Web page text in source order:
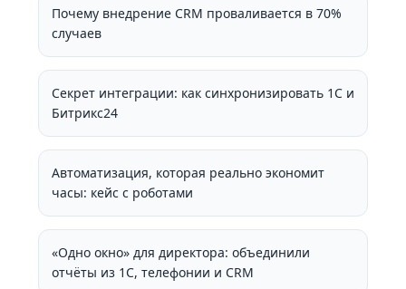
Почему внедрение CRM проваливается в 70%
случаев
Секрет интеграции: как синхронизировать 1С и
Битрикс24
Автоматизация, которая реально экономит
часы: кейс с роботами
«Одно окно» для директора: объединили
отчёты из 1С, телефонии и CRM